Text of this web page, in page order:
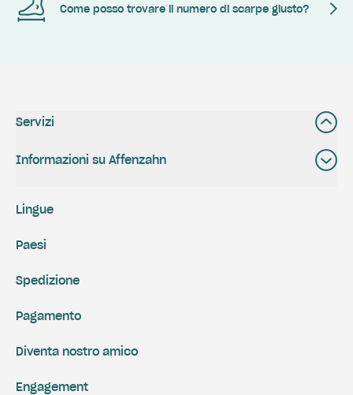
Come posso trovare il numero di scarpe giusto?
Servizi
Informazioni su Affenzahn
Spedizione
Pagamento
Engagement
Diventa nostro amico
Lingue
Paesi